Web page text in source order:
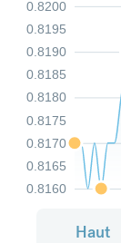
0.8160
0.8165
0.8170
0.8175
0.8180
0.8185
0.8190
0.8195
0.8200
Haut